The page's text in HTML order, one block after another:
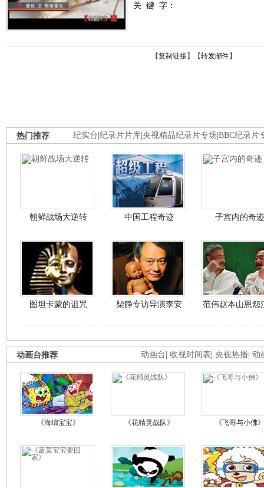
关 键 字：
【复制链接】【转发邮件 】
纪实台 纪录片片库 央视精品纪录片专场 BBC纪录片
热门推荐
朝鲜战场大逆转 中国工程奇迹 子宫内的奇迹
图坦卡蒙的诅咒 柴静专访导演李安 范伟赵本山恩怨
动画台 收视时间表 央视热播 动
动画台推荐
《海绵宝宝》 《花精灵战队》 《飞哥与小佛》